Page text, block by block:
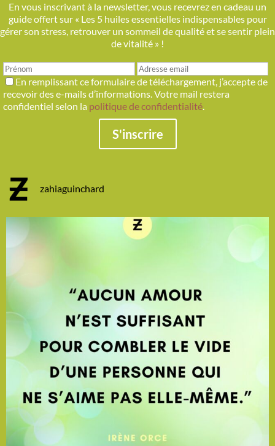
En vous inscrivant à la newsletter, vous recevrez en cadeau un
guide offert sur « Les 5 huiles essentielles indispensables pour
gérer son stress, retrouver un sommeil de qualité et se sentir plein
de vitalité » !
En remplissant ce formulaire de téléchargement, j’accepte de
recevoir des e-mails d’informations. Votre mail restera
confidentiel selon la politique de confidentialité.
S'inscrire
zahiaguinchard